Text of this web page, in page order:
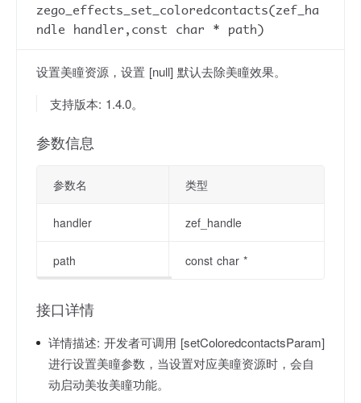
zego_effects_set_coloredcontacts(zef_ha
ndle handler,const char * path)
设置美瞳资源，设置 [null] 默认去除美瞳效果。
支持版本: 1.4.0。
参数信息
参数名 类型
handler zef_handle
path const char *
接口详情
详情描述: 开发者可调用 [setColoredcontactsParam]
进行设置美瞳参数，当设置对应美瞳资源时，会自
动启动美妆美瞳功能。